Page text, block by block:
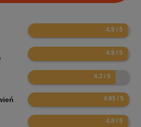
9.8
9.8
8.6
9.9
9.8